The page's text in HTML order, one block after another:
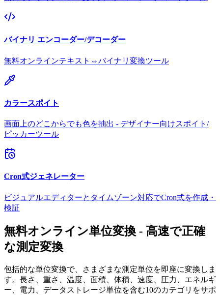
バイナリ エンコーダー/デコーダー
無料オンラインテキスト⇔バイナリ変換ツール
カラースポイト
画面上のどこからでも色を抽出 - デザイナー向けスポイト/
ピッカーツール
Cron式ジェネレーター
ビジュアルエディターとタイムゾーン対応でCron式を作成・
検証
無料オンライン単位変換 - 高速で正確
な測定変換
包括的な単位変換で、さまざまな測定単位を即座に変換しま
す。長さ、重さ、温度、面積、体積、速度、圧力、エネルギ
ー、電力、データストレージ単位を含む10のカテゴリをサポ